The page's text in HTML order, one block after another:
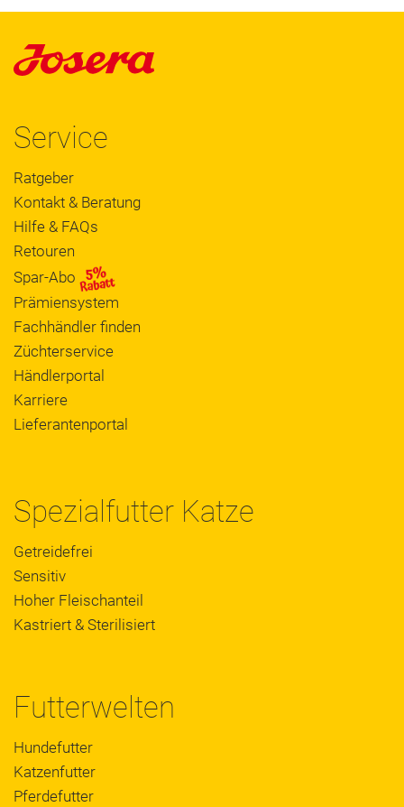
Service
Ratgeber
Kontakt & Beratung
Hilfe & FAQs
Retouren
Spar-Abo
Prämiensystem
Fachhändler finden
Züchterservice
Händlerportal
Karriere
Lieferantenportal
Spezialfutter Katze
Getreidefrei
Sensitiv
Hoher Fleischanteil
Kastriert & Sterilisiert
Futterwelten
Hundefutter
Katzenfutter
Pferdefutter